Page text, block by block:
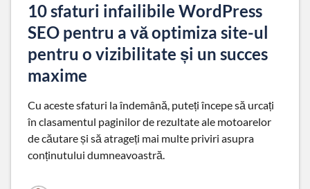
10 sfaturi infailibile WordPress
SEO pentru a vă optimiza site-ul
pentru o vizibilitate și un succes
maxime
Cu aceste sfaturi la îndemână, puteți începe să urcați
în clasamentul paginilor de rezultate ale motoarelor
de căutare și să atrageți mai multe priviri asupra
conținutului dumneavoastră.